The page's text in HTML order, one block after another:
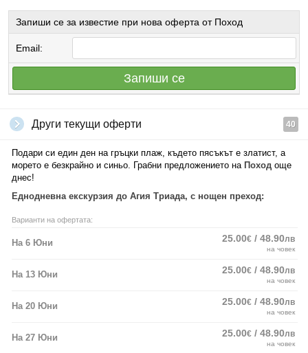
Запиши се за известие при нова оферта от Поход
Email:
Запиши се
Други текущи оферти 40
Подари си един ден на гръцки плаж, където пясъкът е златист, а
морето е безкрайно и синьо. Грабни предложението на Поход още
днес!
Еднодневна екскурзия до Агия Триада, с нощен преход:
Варианти на офертата:
На 6 Юни 25.00€ / 48.90лв
на човек
На 13 Юни 25.00€ / 48.90лв
на човек
На 20 Юни 25.00€ / 48.90лв
на човек
На 27 Юни 25.00€ / 48.90лв
на човек